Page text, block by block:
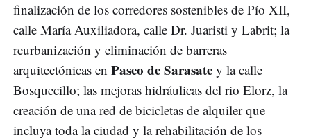
finalización de los corredores sostenibles de Pío XII,
calle María Auxiliadora, calle Dr. Juaristi y Labrit; la
reurbanización y eliminación de barreras
arquitectónicas en Paseo de Sarasate y la calle
Bosquecillo; las mejoras hidráulicas del rio Elorz, la
creación de una red de bicicletas de alquiler que
incluya toda la ciudad y la rehabilitación de los